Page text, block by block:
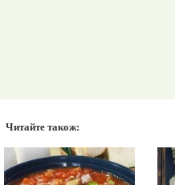
Читайте також: